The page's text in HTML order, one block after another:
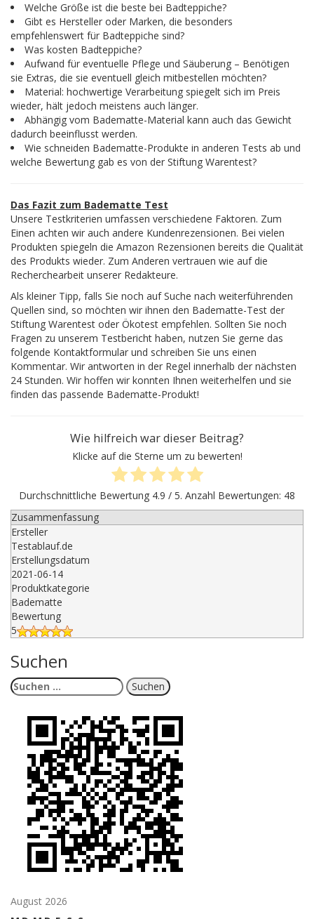
Welche Größe ist die beste bei Badteppiche?
Gibt es Hersteller oder Marken, die besonders
empfehlenswert für Badteppiche sind?
Was kosten Badteppiche?
Aufwand für eventuelle Pflege und Säuberung – Benötigen
sie Extras, die sie eventuell gleich mitbestellen möchten?
Material: hochwertige Verarbeitung spiegelt sich im Preis
wieder, hält jedoch meistens auch länger.
Abhängig vom Badematte-Material kann auch das Gewicht
dadurch beeinflusst werden.
Wie schneiden Badematte-Produkte in anderen Tests ab und
welche Bewertung gab es von der Stiftung Warentest?
Das Fazit zum Badematte Test
Unsere Testkriterien umfassen verschiedene Faktoren. Zum
Einen achten wir auch andere Kundenrezensionen. Bei vielen
Produkten spiegeln die Amazon Rezensionen bereits die Qualität
des Produkts wieder. Zum Anderen vertrauen wie auf die
Recherchearbeit unserer Redakteure.
Als kleiner Tipp, falls Sie noch auf Suche nach weiterführenden
Quellen sind, so möchten wir ihnen den Badematte-Test der
Stiftung Warentest oder Ökotest empfehlen. Sollten Sie noch
Fragen zu unserem Testbericht haben, nutzen Sie gerne das
folgende Kontaktformular und schreiben Sie uns einen
Kommentar. Wir antworten in der Regel innerhalb der nächsten
24 Stunden. Wir hoffen wir konnten Ihnen weiterhelfen und sie
finden das passende Badematte-Produkt!
Wie hilfreich war dieser Beitrag?
Klicke auf die Sterne um zu bewerten!
Durchschnittliche Bewertung 4.9 / 5. Anzahl Bewertungen: 48
Zusammenfassung
Ersteller
Testablauf.de
Erstellungsdatum
2021-06-14
Produktkategorie
Badematte
Bewertung
5
Suchen
Suchen
nach:
August 2026